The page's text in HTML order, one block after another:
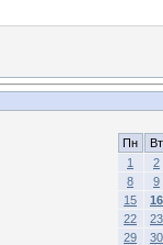
Пн
Вт
1
2
8
9
15
16
22
23
29
30